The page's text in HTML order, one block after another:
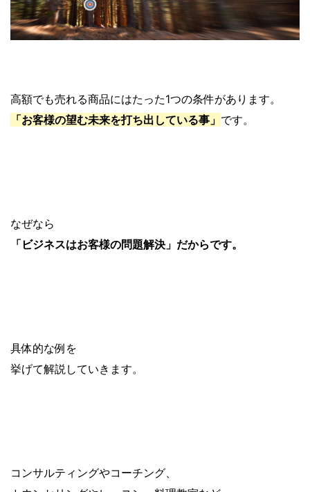
高額でも売れる商品にはたった1つの条件があります。
「お客様の望む未来を打ち出している事」 です。
なぜなら
「ビジネスはお客様の問題解決」だからです。
具体的な例を
挙げて解説していきます。
コンサルティングやコーチング、